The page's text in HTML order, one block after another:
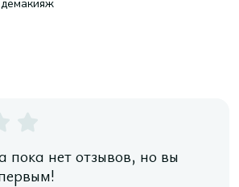
пока нет отзывов, но вы